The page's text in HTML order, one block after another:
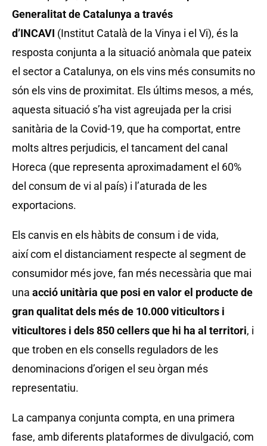
Generalitat de Catalunya a través
d’INCAVI (Institut Català de la Vinya i el Vi), és la
resposta conjunta a la situació anòmala que pateix
el sector a Catalunya, on els vins més consumits no
són els vins de proximitat. Els últims mesos, a més,
aquesta situació s’ha vist agreujada per la crisi
sanitària de la Covid-19, que ha comportat, entre
molts altres perjudicis, el tancament del canal
Horeca (que representa aproximadament el 60%
del consum de vi al país) i l’aturada de les
exportacions.
Els canvis en els hàbits de consum i de vida,
així com el distanciament respecte al segment de
consumidor més jove, fan més necessària que mai
una acció unitària que posi en valor el producte de
gran qualitat dels més de 10.000 viticultors i
viticultores i dels 850 cellers que hi ha al territori, i
que troben en els consells reguladors de les
denominacions d’origen el seu òrgan més
representatiu.
La campanya conjunta compta, en una primera
fase, amb diferents plataformes de divulgació, com